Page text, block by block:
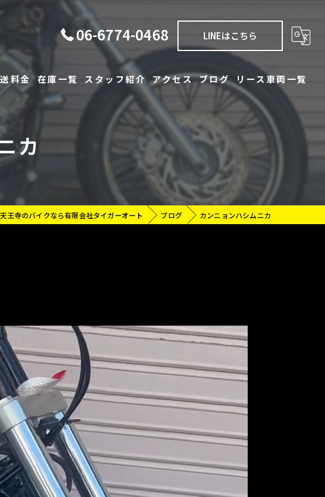
06-6774-0468 LINEはこちら
料金 在庫一覧 スタッフ紹介 アクセス ブログ
コラム
リース車両一覧
カ
王寺のバイクなら有限会社タイガーオート ブログ カンニョンハシムニカ